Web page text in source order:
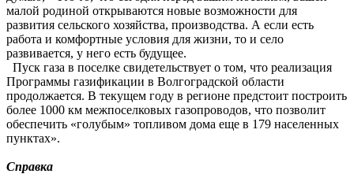
малой родиной открываются новые возможности для
развития сельского хозяйства, производства. А если есть
работа и комфортные условия для жизни, то и село
развивается, у него есть будущее.
Пуск газа в поселке свидетельствует о том, что реализация
Программы газификации в Волгоградской области
продолжается. В текущем году в регионе предстоит построить
более 1000 км межпоселковых газопроводов, что позволит
обеспечить «голубым» топливом дома еще в 179 населенных
пунктах».
Справка